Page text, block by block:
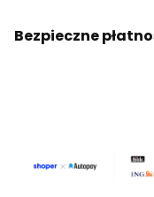
Bezpieczne